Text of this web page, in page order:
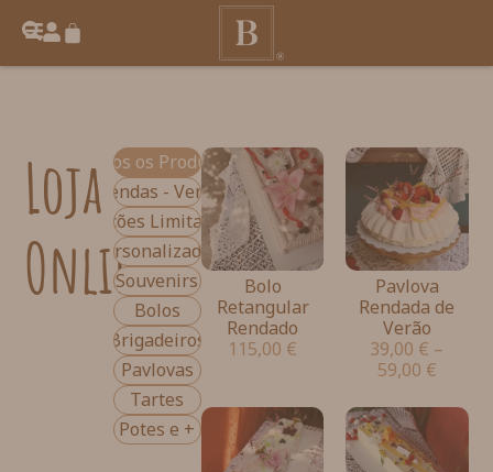
Loja
Online
Entre Rendas - Verão 2026
Edições Limitadas
Personalizados
Souvenirs
Bolos
Brigadeiros
Pavlovas
Tartes
Potes e +
Todos os Produtos
Bolo
Retangular
Rendado
115,00 €
Pavlova
Rendada de
Verão
39,00 € –
59,00 €